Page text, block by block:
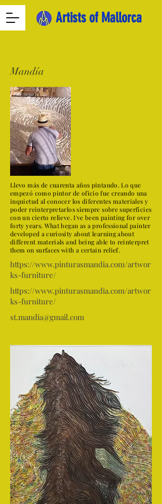
Artists of Mallorca
Mandía
Llevo más de cuarenta años pintando. Lo que
empezó como pintor de oficio fue creando una
inquietud al conocer los diferentes materiales y
poder reinterpretarlos siempre sobre superficies
con un cierto relieve. I've been painting for over
forty years. What began as a professional painter
developed a curiosity about learning about
different materials and being able to reinterpret
them on surfaces with a certain relief.
https://www.pinturasmandia.com/artwor
ks-furniture/
https://www.pinturasmandia.com/artwor
ks-furniture/
st.mandia@gmail.com